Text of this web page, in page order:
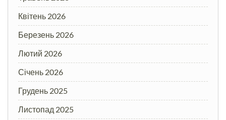
Квітень 2026
Березень 2026
Лютий 2026
Січень 2026
Грудень 2025
Листопад 2025